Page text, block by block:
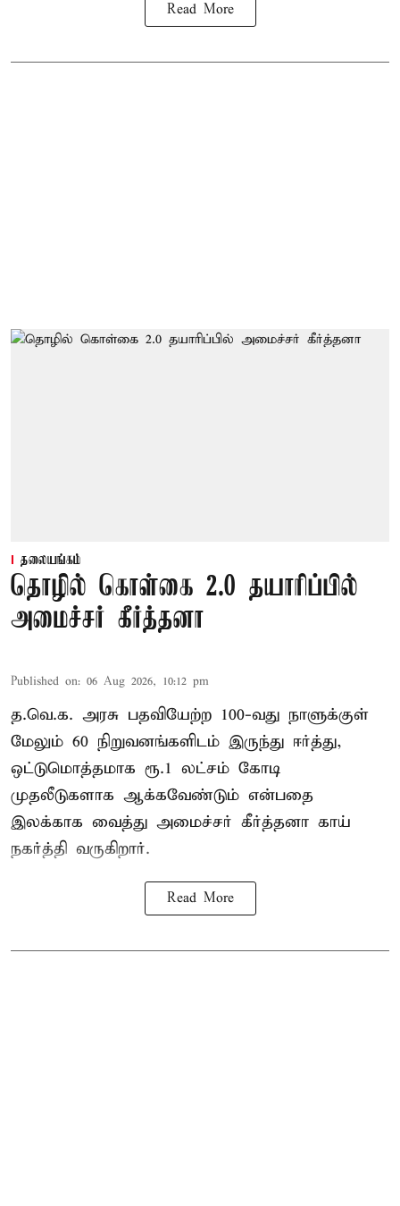
Read More
தலையங்கம்
தொழில் கொள்கை 2.0 தயாரிப்பில்
அமைச்சர் கீர்த்தனா
Published on: 06 Aug 2026, 10:12 pm
த.வெ.க. அரசு பதவியேற்ற 100-வது நாளுக்குள்
மேலும் 60 நிறுவனங்களிடம் இருந்து ஈர்த்து,
ஒட்டுமொத்தமாக ரூ.1 லட்சம் கோடி
முதலீடுகளாக ஆக்கவேண்டும் என்பதை
இலக்காக வைத்து அமைச்சர் கீர்த்தனா காய்
நகர்த்தி வருகிறார்.
Read More